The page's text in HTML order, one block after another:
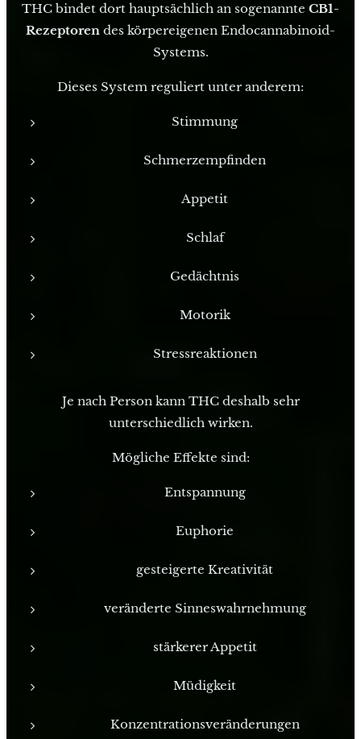
THC bindet dort hauptsächlich an sogenannte CB1-
Rezeptoren des körpereigenen Endocannabinoid-
Systems.
Dieses System reguliert unter anderem:
Stimmung
Schmerzempfinden
Appetit
Schlaf
Gedächtnis
Motorik
Stressreaktionen
Je nach Person kann THC deshalb sehr
unterschiedlich wirken.
Mögliche Effekte sind:
Entspannung
Euphorie
gesteigerte Kreativität
veränderte Sinneswahrnehmung
stärkerer Appetit
Müdigkeit
Konzentrationsveränderungen